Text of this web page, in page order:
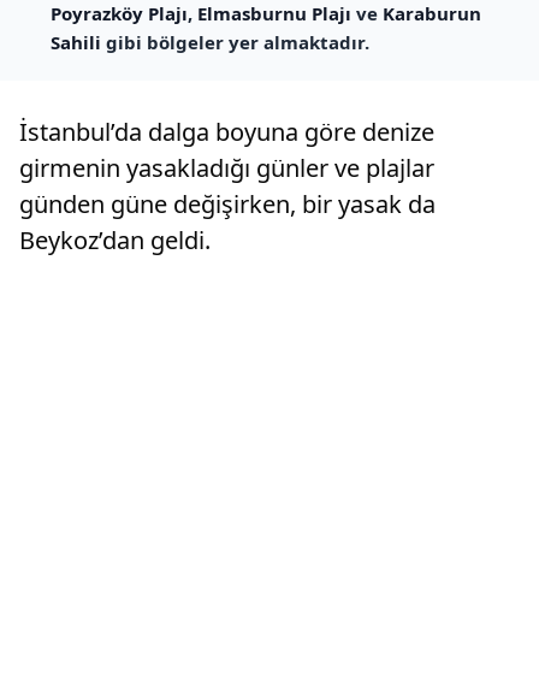
Poyrazköy Plajı, Elmasburnu Plajı ve Karaburun
Sahili gibi bölgeler yer almaktadır.
İstanbul’da dalga boyuna göre denize
girmenin yasakladığı günler ve plajlar
günden güne değişirken, bir yasak da
Beykoz’dan geldi.